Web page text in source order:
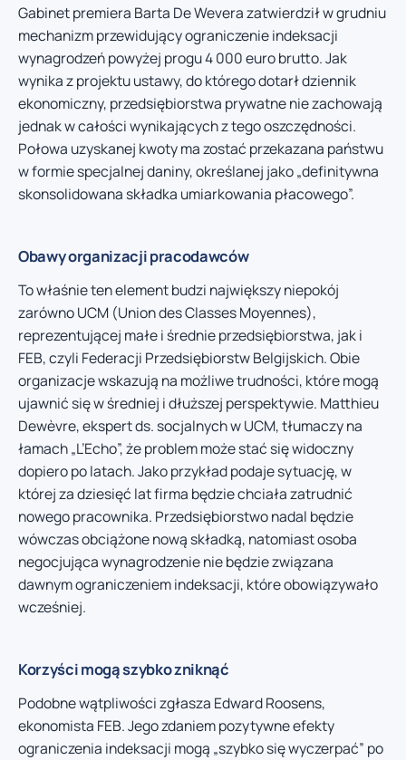
Gabinet premiera Barta De Wevera zatwierdził w grudniu
mechanizm przewidujący ograniczenie indeksacji
wynagrodzeń powyżej progu 4 000 euro brutto. Jak
wynika z projektu ustawy, do którego dotarł dziennik
ekonomiczny, przedsiębiorstwa prywatne nie zachowają
jednak w całości wynikających z tego oszczędności.
Połowa uzyskanej kwoty ma zostać przekazana państwu
w formie specjalnej daniny, określanej jako „definitywna
skonsolidowana składka umiarkowania płacowego”.
Obawy organizacji pracodawców
To właśnie ten element budzi największy niepokój
zarówno UCM (Union des Classes Moyennes),
reprezentującej małe i średnie przedsiębiorstwa, jak i
FEB, czyli Federacji Przedsiębiorstw Belgijskich. Obie
organizacje wskazują na możliwe trudności, które mogą
ujawnić się w średniej i dłuższej perspektywie. Matthieu
Dewèvre, ekspert ds. socjalnych w UCM, tłumaczy na
łamach „L’Echo”, że problem może stać się widoczny
dopiero po latach. Jako przykład podaje sytuację, w
której za dziesięć lat firma będzie chciała zatrudnić
nowego pracownika. Przedsiębiorstwo nadal będzie
wówczas obciążone nową składką, natomiast osoba
negocjująca wynagrodzenie nie będzie związana
dawnym ograniczeniem indeksacji, które obowiązywało
wcześniej.
Korzyści mogą szybko zniknąć
Podobne wątpliwości zgłasza Edward Roosens,
ekonomista FEB. Jego zdaniem pozytywne efekty
ograniczenia indeksacji mogą „szybko się wyczerpać” po